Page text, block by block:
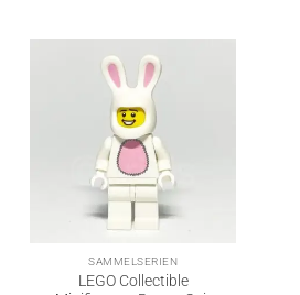
SAMMELSERIEN
LEGO Collectible